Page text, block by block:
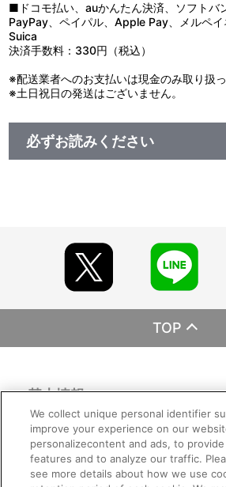
■ドコモ払い、auかんたん決済、ソフトバ
PayPay、ペイパル、Apple Pay、メルペ
Suica
決済手数料：330円（税込）
※配送業者へのお支払いは現金のみ取り扱っ
※土日祝日の発送はございません。
必ずお読みください
TOP
基本情報
利用規約 特定商取引法に基づく表示 プライバシ
ご利用情報
ご利用ガイド サイトマップ お問い合わせ
会員メニュー
We collect unique personal identifier
improve your experience on our
personalizecontent and ads, to provide
features and to analyze our traffic.
see more details about how we use